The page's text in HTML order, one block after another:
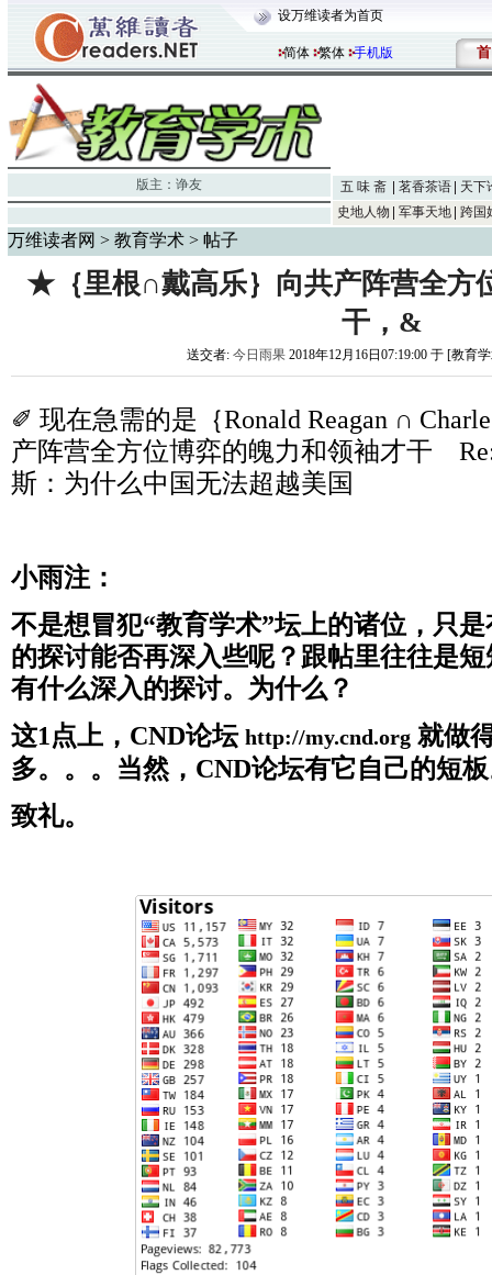
设万维读者为首页
简体 繁体 手机版 首
版主： 诤友 五 味 斋 茗香茶语
天下
史地人物
军事天地 跨国
万维读者网 > 教育学术 > 帖子
★｛里根∩戴高乐｝向共产阵营全方
干，&
送交者: 今日雨果2018年12月16日07:19:00 于 [教育
✐ 现在急需的是｛Ronald Reagan ∩
产阵营全方位博弈的魄力和领袖才干
斯：为什么中国无法超越美国
小雨注：
不是想冒犯“教育学术”坛上的诸位，只
的探讨能否再深入些呢？跟帖里往往是
有什么深入的探讨。为什么？
这1点上，CND论坛 http://my.cnd.org 就做
多。。。当然，CND论坛有它自己的短
致礼。